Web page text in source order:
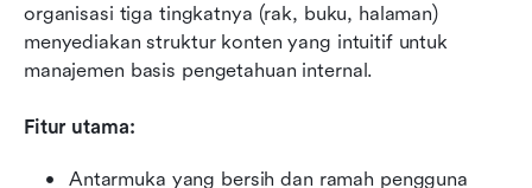
organisasi tiga tingkatnya (rak, buku, halaman)
menyediakan struktur konten yang intuitif untuk
manajemen basis pengetahuan internal.
Fitur utama:
Antarmuka yang bersih dan ramah pengguna